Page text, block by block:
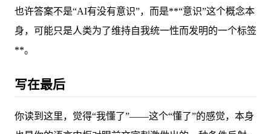
也许答案不是“AI有没有意识”，而是**“意识”这个概念本
身，可能只是人类为了维持自我统一性而发明的一个标签
**。
写在最后
你读到这里，觉得“我懂了”——这个“懂了”的感觉，本身